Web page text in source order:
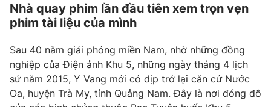
Nhà quay phim lần đầu tiên xem trọn vẹn
phim tài liệu của mình
Sau 40 năm giải phóng miền Nam, nhờ những đồng
nghiệp của Điện ảnh Khu 5, những ngày tháng 4 lịch
sử năm 2015, Y Vang mới có dịp trở lại căn cứ Nước
Oa, huyện Trà My, tỉnh Quảng Nam. Đây là nơi đóng đô